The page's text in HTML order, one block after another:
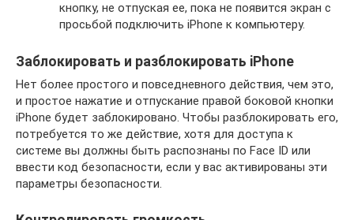
кнопку, не отпуская ее, пока не появится экран с
просьбой подключить iPhone к компьютеру.
Заблокировать и разблокировать iPhone
Нет более простого и повседневного действия, чем это,
и простое нажатие и отпускание правой боковой кнопки
iPhone будет заблокировано. Чтобы разблокировать его,
потребуется то же действие, хотя для доступа к
системе вы должны быть распознаны по Face ID или
ввести код безопасности, если у вас активированы эти
параметры безопасности.